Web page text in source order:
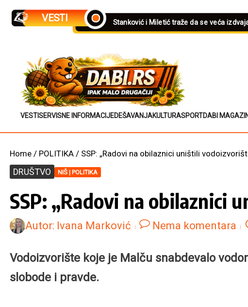
VESTI Stanković i Miletić traže da se veća
VESTISERVISNE INFORMACIJEDEŠAVANJAKULTURASPORTDABI
Home / POLITIKA / SSP: „Radovi na obilaznici uništili
DRUŠTVO NIŠ | POLITIKA
SSP: „Radovi na obilaznici
Autor: Ivana Marković Nema komentara
Vodoizvorište koje je Malču snabdevalo
slobode i pravde.